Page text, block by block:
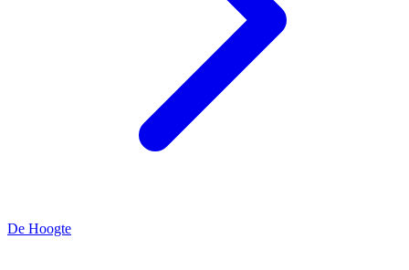
De Hoogte